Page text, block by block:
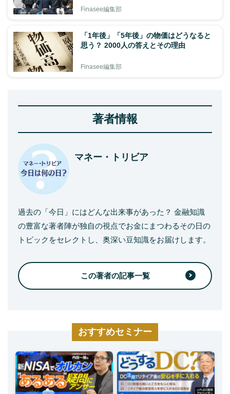
Finasee編集部
「1年後」「5年後」の物価はどうなると
思う？ 2000人の答えとその理由
Finasee編集部
著者情報
マネー・トリビア
過去の「今日」にはどんな出来事があった？ 金融知識
の豊富な著者陣が独自の視点でお金にまつわるその日の
トピックをセレクトし、奥深い豆知識をお届けします。
この著者の記事一覧
おすすめセミナー